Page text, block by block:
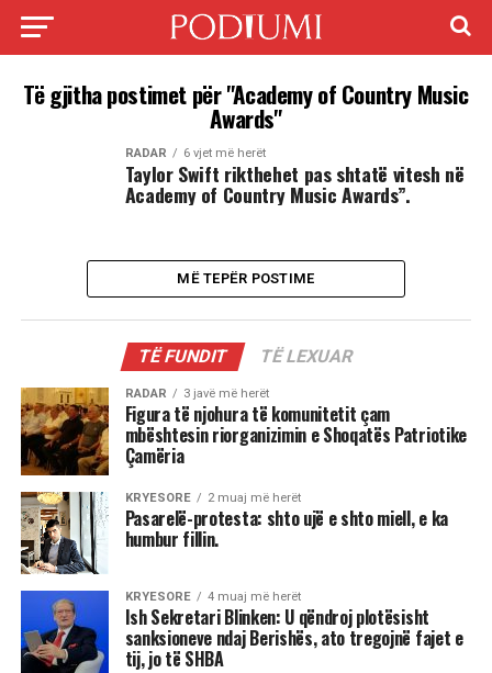
Të gjitha postimet për "Academy of Country Music
Awards"
RADAR 6 vjet më herët
Taylor Swift rikthehet pas shtatë vitesh në
Academy of Country Music Awards”.
MË TEPËR POSTIME
TË FUNDIT TË LEXUAR
RADAR 3 javë më herët
Figura të njohura të komunitetit çam
mbështesin riorganizimin e Shoqatës Patriotike
Çamëria
KRYESORE 2 muaj më herët
Pasarelë-protesta: shto ujë e shto miell, e ka
humbur fillin.
KRYESORE 4 muaj më herët
Ish Sekretari Blinken: U qëndroj plotësisht
sanksioneve ndaj Berishës, ato tregojnë fajet e
tij, jo të SHBA